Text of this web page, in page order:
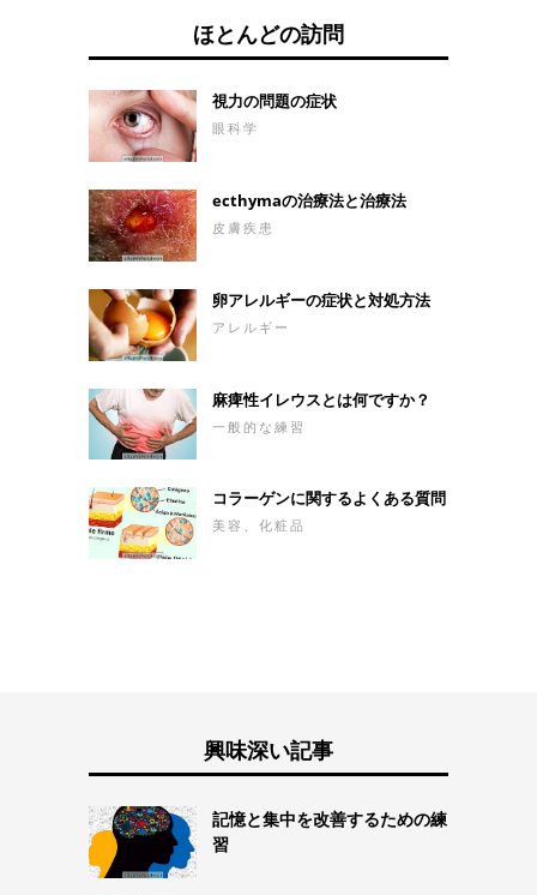
ルス感染の症状を認識
する方法を学びます。
ワクチンは、1滴の形
態で経口投与され
ほとんどの訪問
視力の問題の症状
眼科学
ecthymaの治療法と治療法
皮膚疾患
卵アレルギーの症状と対処方法
アレルギー
麻痺性イレウスとは何ですか？
一般的な練習
コラーゲンに関するよくある質問
美容、化粧品
興味深い記事
記憶と集中を改善するための練
習